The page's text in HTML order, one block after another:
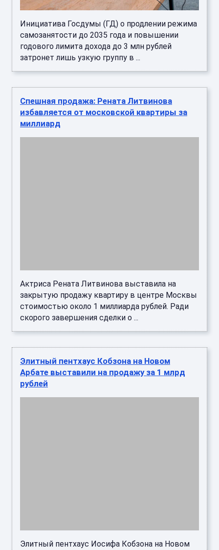
Инициатива Госдумы (ГД) о продлении режима
самозанятости до 2035 года и повышении
годового лимита дохода до 3 млн рублей
затронет лишь узкую группу в ...
Спешная продажа: Рената Литвинова
избавляется от московской квартиры за
миллиард
Актриса Рената Литвинова выставила на
закрытую продажу квартиру в центре Москвы
стоимостью около 1 миллиарда рублей. Ради
скорого завершения сделки о ...
Элитный пентхаус Кобзона на Новом
Арбате выставили на продажу за 1 млрд
рублей
Элитный пентхаус Иосифа Кобзона на Новом